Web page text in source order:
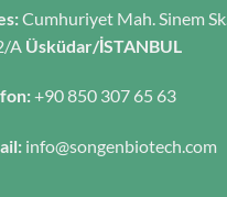
Cumhuriyet Mah. Sinem Sk.
A Üsküdar/İSTANBUL
+90 850 307 65 63
info@songenbiotech.com